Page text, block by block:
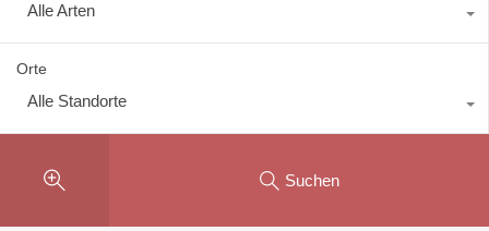
Alle Arten
Orte
Alle Standorte
Suchen